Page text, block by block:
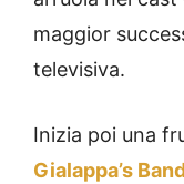
maggior
televisiva.
Inizia poi una
Gialappa’s